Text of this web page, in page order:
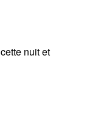
nuit et